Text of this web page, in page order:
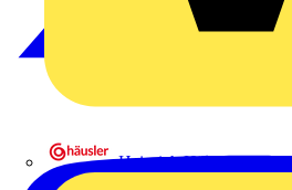
Heinrich Häusler GmbH